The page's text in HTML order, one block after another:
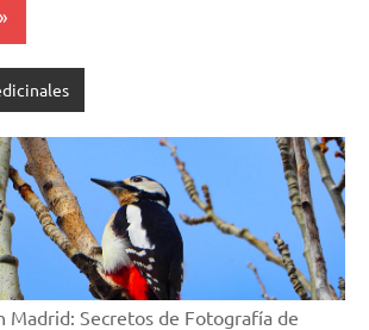
Madrid: Secretos de Fotografía de